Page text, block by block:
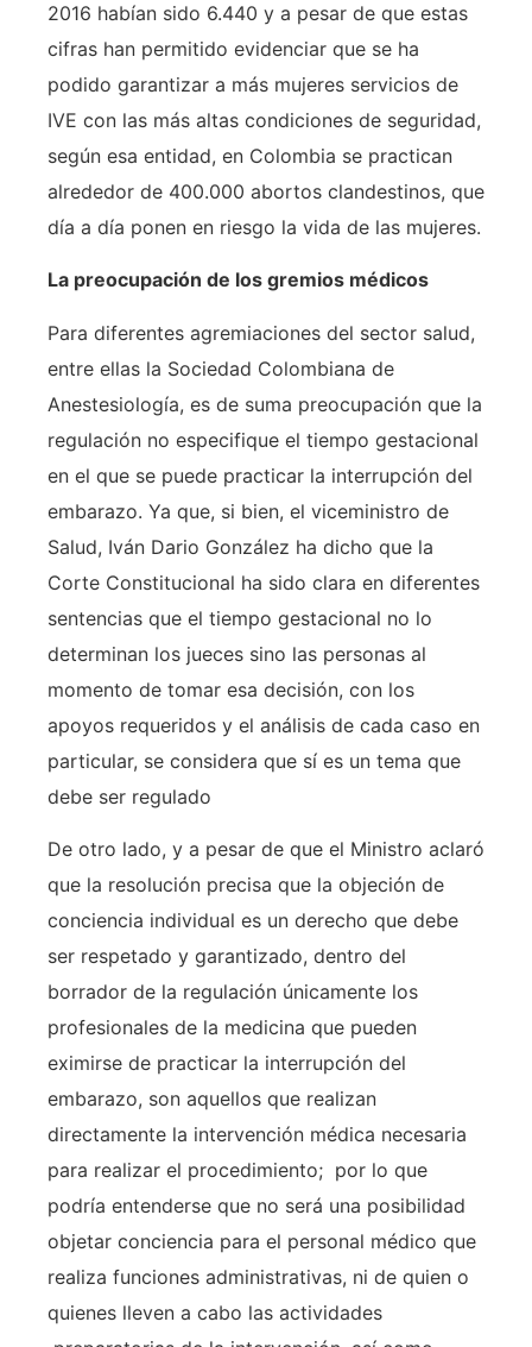
2016 habían sido 6.440 y a pesar de que estas
cifras han permitido evidenciar que se ha
podido garantizar a más mujeres servicios de
IVE con las más altas condiciones de seguridad,
según esa entidad, en Colombia se practican
alrededor de 400.000 abortos clandestinos, que
día a día ponen en riesgo la vida de las mujeres.
La preocupación de los gremios médicos
Para diferentes agremiaciones del sector salud,
entre ellas la Sociedad Colombiana de
Anestesiología, es de suma preocupación que la
regulación no especifique el tiempo gestacional
en el que se puede practicar la interrupción del
embarazo. Ya que, si bien, el viceministro de
Salud, Iván Dario González ha dicho que la
Corte Constitucional ha sido clara en diferentes
sentencias que el tiempo gestacional no lo
determinan los jueces sino las personas al
momento de tomar esa decisión, con los
apoyos requeridos y el análisis de cada caso en
particular, se considera que sí es un tema que
debe ser regulado
De otro lado, y a pesar de que el Ministro aclaró
que la resolución precisa que la objeción de
conciencia individual es un derecho que debe
ser respetado y garantizado, dentro del
borrador de la regulación únicamente los
profesionales de la medicina que pueden
eximirse de practicar la interrupción del
embarazo, son aquellos que realizan
directamente la intervención médica necesaria
para realizar el procedimiento; por lo que
podría entenderse que no será una posibilidad
objetar conciencia para el personal médico que
realiza funciones administrativas, ni de quien o
quienes lleven a cabo las actividades